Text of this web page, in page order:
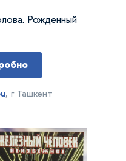
Рожденный
, г Ташкент